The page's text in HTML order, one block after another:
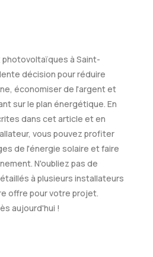
photovoltaïques à Saint-
décision pour réduire
économiser de l'argent et
sur le plan énergétique. En
dans cet article et en
vous pouvez profiter
de l'énergie solaire et faire
N'oubliez pas de
à plusieurs installateurs
offre pour votre projet.
aujourd'hui !